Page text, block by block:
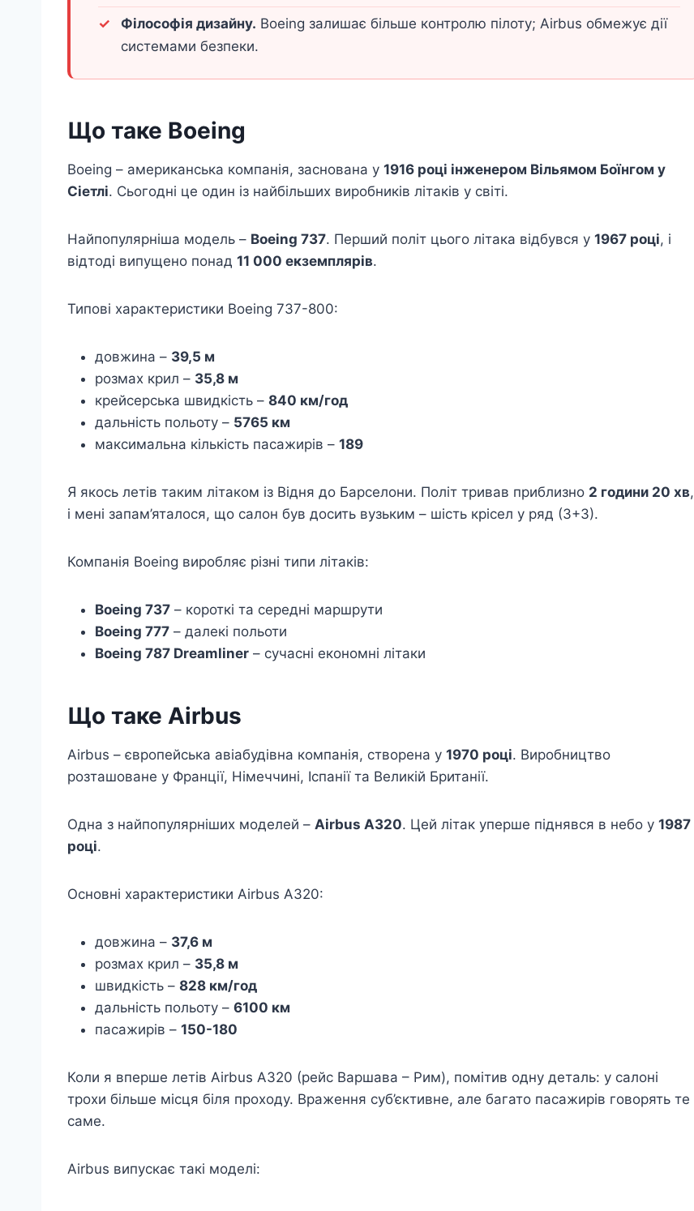
Філософія дизайну. Boeing залишає більше контролю пілоту; Airbus обмежує дії
системами безпеки.
Що таке Boeing
Boeing – американська компанія, заснована у 1916 році інженером Вільямом Боїнгом у
Сіетлі. Сьогодні це один із найбільших виробників літаків у світі.
Найпопулярніша модель – Boeing 737. Перший політ цього літака відбувся у 1967 році, і
відтоді випущено понад 11 000 екземплярів.
Типові характеристики Boeing 737-800:
довжина – 39,5 м
розмах крил – 35,8 м
крейсерська швидкість – 840 км/год
дальність польоту – 5765 км
максимальна кількість пасажирів – 189
Я якось летів таким літаком із Відня до Барселони. Політ тривав приблизно 2 години 20 хв,
і мені запам’яталося, що салон був досить вузьким – шість крісел у ряд (3+3).
Компанія Boeing виробляє різні типи літаків:
Boeing 737 – короткі та середні маршрути
Boeing 777 – далекі польоти
Boeing 787 Dreamliner – сучасні економні літаки
Що таке Airbus
Airbus – європейська авіабудівна компанія, створена у 1970 році. Виробництво
розташоване у Франції, Німеччині, Іспанії та Великій Британії.
Одна з найпопулярніших моделей – Airbus A320. Цей літак уперше піднявся в небо у 1987
році.
Основні характеристики Airbus A320:
довжина – 37,6 м
розмах крил – 35,8 м
швидкість – 828 км/год
дальність польоту – 6100 км
пасажирів – 150-180
Коли я вперше летів Airbus A320 (рейс Варшава – Рим), помітив одну деталь: у салоні
трохи більше місця біля проходу. Враження суб’єктивне, але багато пасажирів говорять те
саме.
Airbus випускає такі моделі: